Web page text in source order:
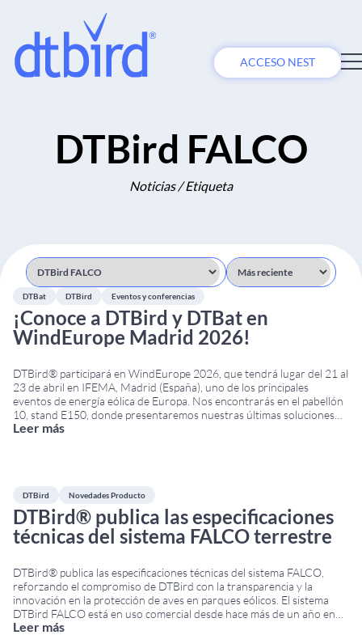
ACCESO NEST
DTBird FALCO
Noticias / Etiqueta
DTBat DTBird Eventos y conferencias
¡Conoce a DTBird y DTBat en
WindEurope Madrid 2026!
DTBird® participará en WindEurope 2026, que tendrá lugar del 21 al
23 de abril en IFEMA, Madrid (España), uno de los principales
eventos de energía eólica de Europa. Nos encontrarás en el pabellón
10, stand E150, donde presentaremos nuestras últimas soluciones
para la monitorización de aves y murciélagos, así como para la
Leer más
DTBird Novedades Producto
DTBird® publica las especificaciones
técnicas del sistema FALCO terrestre
DTBird® publica las especificaciones técnicas del sistema FALCO,
reforzando el compromiso de DTBird con la transparencia y la
innovación en la protección de aves en parques eólicos. El sistema
DTBird FALCO está en uso comercial desde hace más de un año en
varios proyectos eólicos terrestres de Europa y otras regiones. Este
Leer más